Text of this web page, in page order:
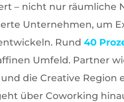
– nicht nur räumliche
Unternehmen, um
Rund 40
Umfeld. Partner
die Creative Region
über Coworking